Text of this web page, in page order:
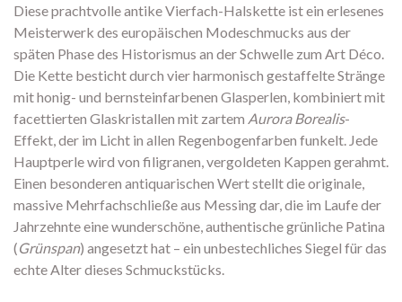
Diese prachtvolle antike Vierfach-Halskette ist ein erlesenes
Meisterwerk des europäischen Modeschmucks aus der
späten Phase des Historismus an der Schwelle zum Art Déco.
Die Kette besticht durch vier harmonisch gestaffelte Stränge
mit honig- und bernsteinfarbenen Glasperlen, kombiniert mit
facettierten Glaskristallen mit zartem Aurora Borealis-
Effekt, der im Licht in allen Regenbogenfarben funkelt. Jede
Hauptperle wird von filigranen, vergoldeten Kappen gerahmt.
Einen besonderen antiquarischen Wert stellt die originale,
massive Mehrfachschließe aus Messing dar, die im Laufe der
Jahrzehnte eine wunderschöne, authentische grünliche Patina
(Grünspan) angesetzt hat – ein unbestechliches Siegel für das
echte Alter dieses Schmuckstücks.